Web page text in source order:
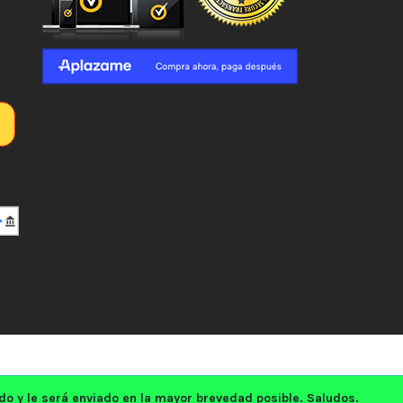
y le será enviado en la mayor brevedad posible. Saludos.